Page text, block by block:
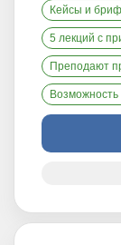
Кейсы и
5 лекций с
Преподают